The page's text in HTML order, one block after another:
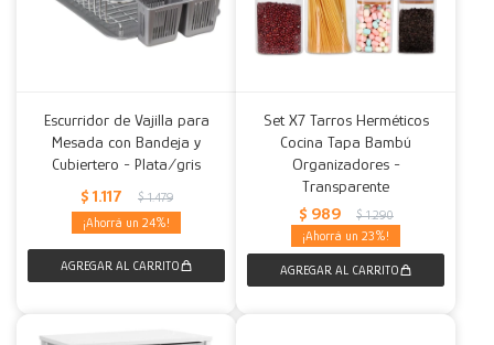
Escurridor de Vajilla para
Mesada con Bandeja y
Cubiertero - Plata/gris
$ 1.117 $ 1.479
24
Set X7 Tarros Herméticos
Cocina Tapa Bambú
Organizadores -
Transparente
$ 989 $ 1.290
23